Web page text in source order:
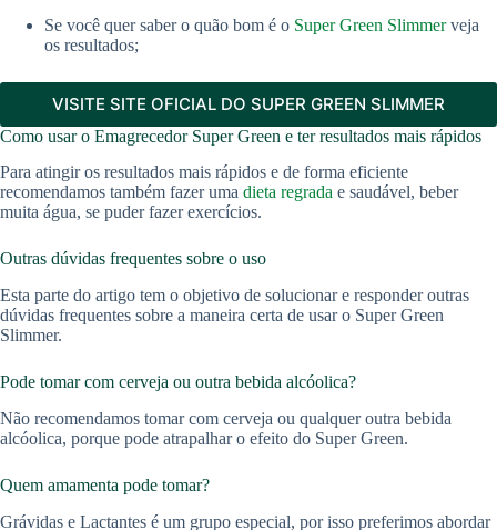
Se você quer saber o quão bom é o Super Green Slimmerveja
os resultados;
VISITE SITE OFICIAL DO SUPER GREEN SLIMMER
Como usar o Emagrecedor Super Green e ter resultados mais rápidos
Para atingir os resultados mais rápidos e de forma eficiente
recomendamos também fazer uma dieta regrada e saudável, beber
muita água, se puder fazer exercícios.
Outras dúvidas frequentes sobre o uso
Esta parte do artigo tem o objetivo de solucionar e responder outras
dúvidas frequentes sobre a maneira certa de usar o Super Green
Slimmer.
Pode tomar com cerveja ou outra bebida alcóolica?
Não recomendamos tomar com cerveja ou qualquer outra bebida
alcóolica, porque pode atrapalhar o efeito do Super Green.
Quem amamenta pode tomar?
Grávidas e Lactantes é um grupo especial, por isso preferimos abordar